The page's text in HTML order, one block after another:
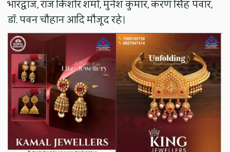
भारद्वाज, राज किशोर शर्मा, मुनेश कुमार, करण सिंह पंवार,
डॉ. पवन चौहान आदि मौजूद रहे।